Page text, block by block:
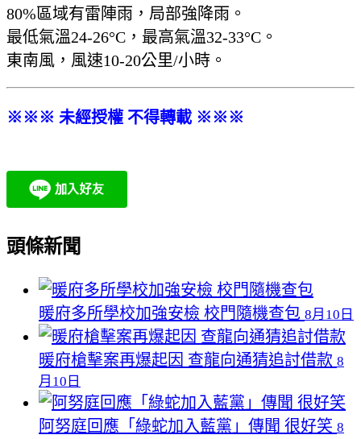
80%區域有雷陣雨，局部強降雨。
最低氣溫24-26°C，最高氣溫32-33°C。
東南風，風速10-20公里/小時。
※※※ 未經授權 不得轉載 ※※※
頭條新聞
暖府多所學校加強安檢 校門隨機查包 8月10日
暖府槍擊案再爆起因 查龍向通猜追討借款 8
月10日
阿努庭回應「綠蛇加入藍黨」傳聞 很好笑 8